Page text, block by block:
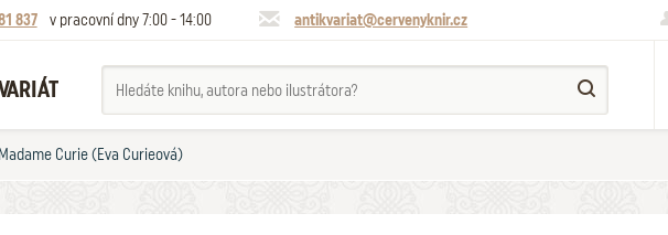
837 v pracovní dny 7:00 - 14:00 antikvariat@cervenyknir.cz
Madame Curie (Eva Curieová)